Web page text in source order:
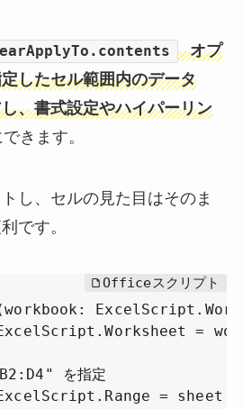
オプ
したセル範囲内のデータ
、書式設定やハイパーリン
きます。
し、セルの見た目はそのま
です。
=
を指定
=